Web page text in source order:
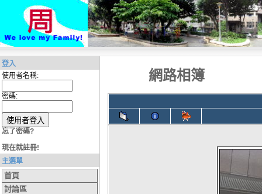
登入
使用者名稱:
密碼:
忘了密碼?
現在就註冊!
主選單
首頁
討論區
網路相簿